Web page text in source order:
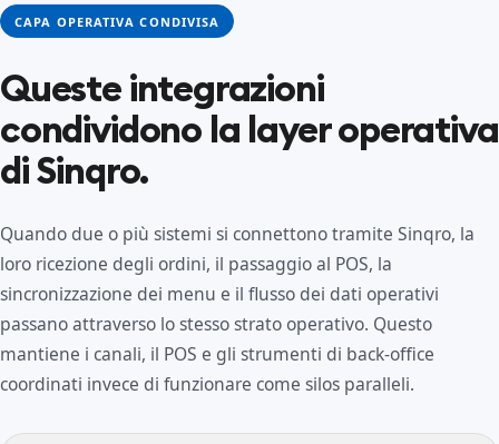
CAPA OPERATIVA CONDIVISA
Queste integrazioni
condividono la layer operativa
di Sinqro.
Quando due o più sistemi si connettono tramite Sinqro, la
loro ricezione degli ordini, il passaggio al POS, la
sincronizzazione dei menu e il flusso dei dati operativi
passano attraverso lo stesso strato operativo. Questo
mantiene i canali, il POS e gli strumenti di back-office
coordinati invece di funzionare come silos paralleli.